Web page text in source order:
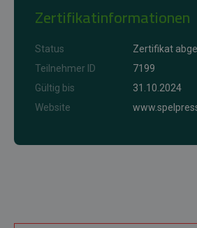
Zertifikatinformationen
Status
Zertifikat
Teilnehmer ID
7199
Gültig bis
31.10.2024
Website